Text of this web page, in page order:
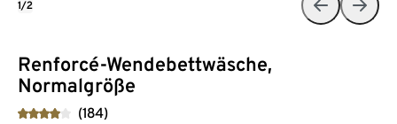
Renforcé-Wendebettwäsche,
Normalgröße
(184)
1/2